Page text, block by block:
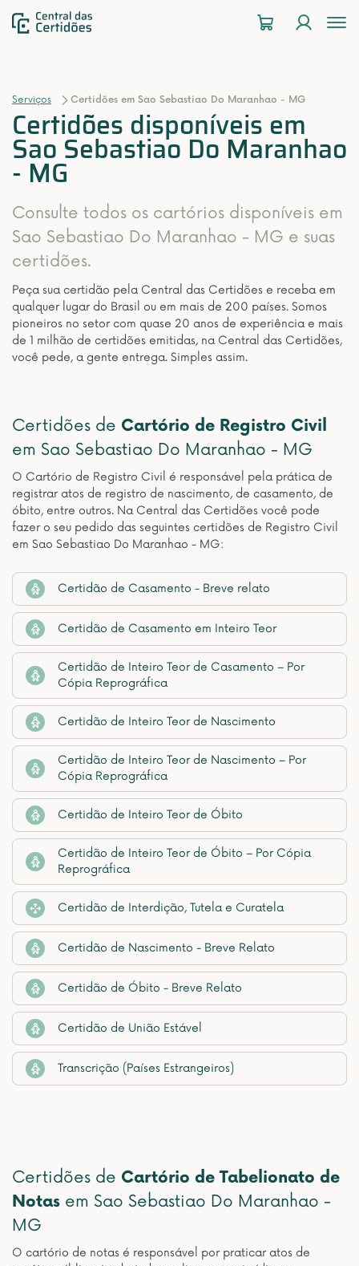
Serviços Certidões em Sao Sebastiao Do Maranhao - MG
Certidões disponíveis em
Sao Sebastiao Do Maranhao
- MG
Consulte todos os cartórios disponíveis em
Sao Sebastiao Do Maranhao - MG e suas
certidões.
Peça sua certidão pela Central das Certidões e receba em
qualquer lugar do Brasil ou em mais de 200 países. Somos
pioneiros no setor com quase 20 anos de experiência e mais
de 1 milhão de certidões emitidas, na Central das Certidões,
você pede, a gente entrega. Simples assim.
Certidões de Cartório de Registro Civil
em Sao Sebastiao Do Maranhao - MG
O Cartório de Registro Civil é responsável pela prática de
registrar atos de registro de nascimento, de casamento, de
óbito, entre outros. Na Central das Certidões você pode
fazer o seu pedido das seguintes certidões de Registro Civil
em Sao Sebastiao Do Maranhao - MG:
Certidão de Casamento - Breve relato
Certidão de Casamento em Inteiro Teor
Certidão de Inteiro Teor de Casamento – Por
Cópia Reprográfica
Certidão de Inteiro Teor de Nascimento
Certidão de Inteiro Teor de Nascimento – Por
Cópia Reprográfica
Certidão de Inteiro Teor de Óbito
Certidão de Inteiro Teor de Óbito – Por Cópia
Reprográfica
Certidão de Interdição, Tutela e Curatela
Certidão de Nascimento - Breve Relato
Certidão de Óbito - Breve Relato
Certidão de União Estável
Transcrição (Países Estrangeiros)
Certidões de Cartório de Tabelionato de
Notas em Sao Sebastiao Do Maranhao -
MG
O cartório de notas é responsável por praticar atos de